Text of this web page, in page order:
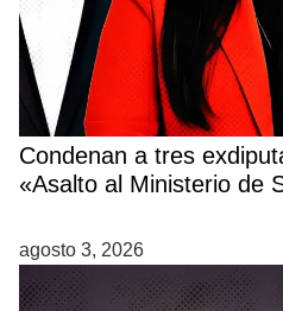
Condenan a tres
«Asalto al Ministerio de
agosto 3, 2026